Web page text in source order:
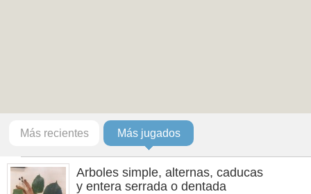
Más recientes Más jugados
Arboles simple, alternas, caducas
y entera serrada o dentada